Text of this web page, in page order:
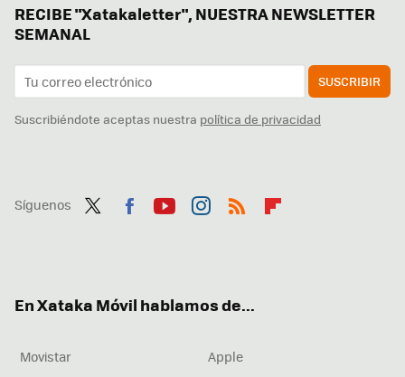
RECIBE "Xatakaletter", NUESTRA NEWSLETTER
SEMANAL
SUSCRIBIR
Suscribiéndote aceptas nuestra política de privacidad
Síguenos
En Xataka Móvil hablamos de...
Movistar
Apple